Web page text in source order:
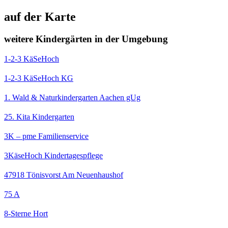
auf der Karte
weitere Kindergärten in der Umgebung
1-2-3 KäSeHoch
1-2-3 KäSeHoch KG
1. Wald & Naturkindergarten Aachen gUg
25. Kita Kindergarten
3K – pme Familienservice
3KäseHoch Kindertagespflege
47918 Tönisvorst Am Neuenhaushof
75 A
8-Sterne Hort